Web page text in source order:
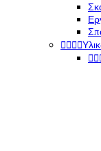

